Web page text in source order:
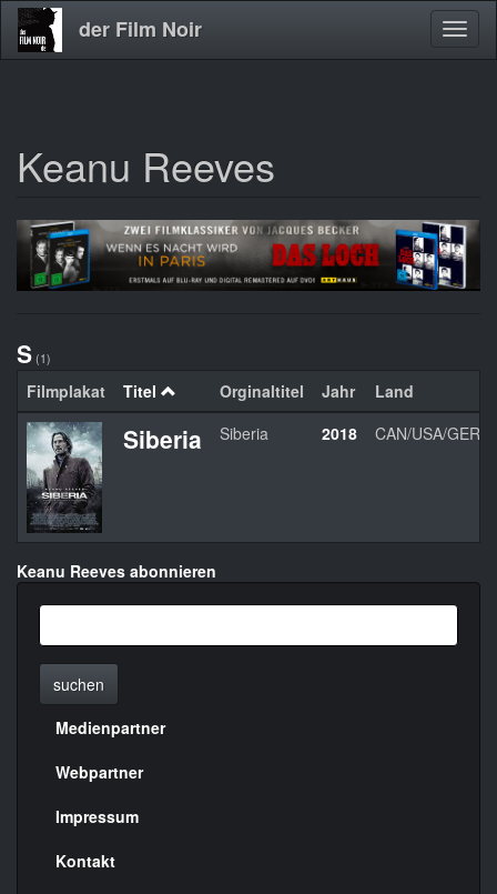
Direkt
zum
der Film Noir
Keanu Reeves
S (1)
Filmplakat Titel Orginaltitel Jahr Land
Siberia Siberia 2018 CAN/USA/GER
Keanu Reeves abonnieren
suchen
Menülinks
rechte
Seite
Medienpartner
Webpartner
Impressum
Kontakt